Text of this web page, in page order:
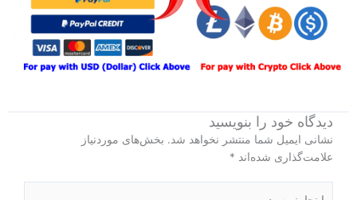
دیدگاه‌ خود را بنویسید
نشانی ایمیل شما منتشر نخواهد شد. بخش‌های موردنیاز
علامت‌گذاری شده‌اند *